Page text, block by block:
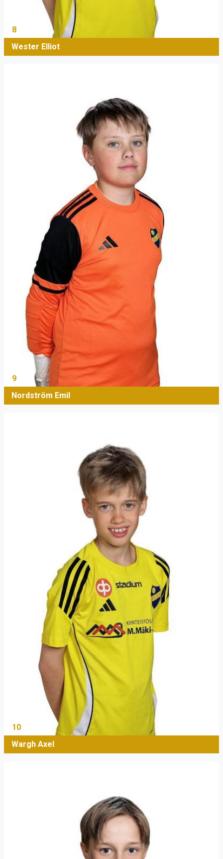
8
Wester Elliot
9
Nordström Emil
10
Wargh Axel